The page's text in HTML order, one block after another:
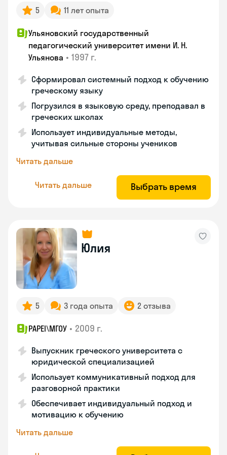
5 11 лет опыта
Ульяновский государственный
педагогический университет имени И. Н.
Ульянова • 1997 г.
Сформировал системный подход к обучению
греческому языку
Погрузился в языковую среду, преподавал в
греческих школах
Использует индивидуальные методы,
учитывая сильные стороны учеников
Читать дальше
Читать дальше Выбрать время
Юлия
5 3 года опыта 2 отзыва
PAPEI\MГОУ • 2009 г.
Выпускник греческого университета с
юридической специализацией
Использует коммуникативный подход для
разговорной практики
Обеспечивает индивидуальный подход и
мотивацию к обучению
Читать дальше